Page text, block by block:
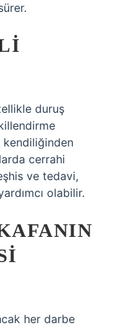
duruş
kendiliğinden
cerrahi
ve tedavi,
olabilir.
her darbe